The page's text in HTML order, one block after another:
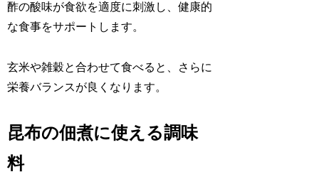
酢の酸味が食欲を適度に刺激し、健康的
な食事をサポートします。
玄米や雑穀と合わせて食べると、さらに
栄養バランスが良くなります。
昆布の佃煮に使える調味
料